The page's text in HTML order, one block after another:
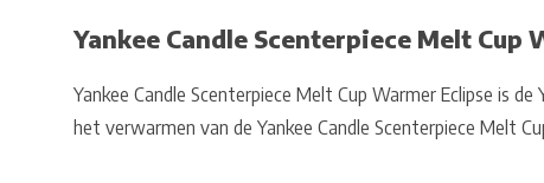
Yankee Candle Scenterpiece Melt Cup
Yankee Candle Scenterpiece Melt Cup Warmer Eclipse is de
het verwarmen van de Yankee Candle Scenterpiece Melt